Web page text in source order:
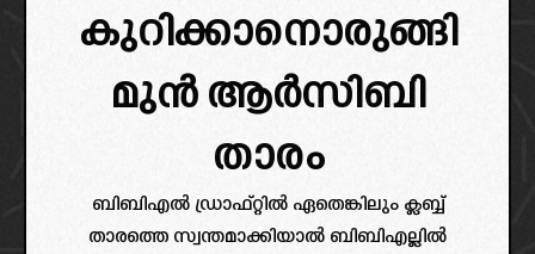
കുറിക്കാനൊരുങ്ങി
മുൻ ആർസിബി
താരം
ബിബിഎൽ ഡ്രാഫ്റ്റിൽ ഏതെങ്കിലും ക്ലബ്ബ്
താരത്തെ സ്വന്തമാക്കിയാൽ ബിബിഎല്ലിൽ